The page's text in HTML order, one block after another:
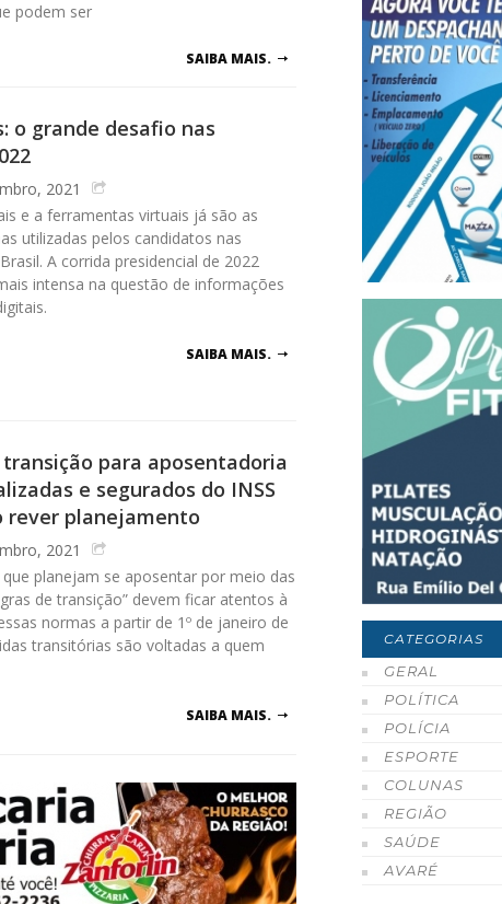
podem ser
SAIBA MAIS.
o grande desafio nas
2021
e a ferramentas virtuais já são as
utilizadas pelos candidatos nas
A corrida presidencial de 2022
intensa na questão de informações
SAIBA MAIS.
transição para aposentadoria
e segurados do INSS
rever planejamento
2021
planejam se aposentar por meio das
de transição” devem ficar atentos à
normas a partir de 1º de janeiro de
transitórias são voltadas a quem
SAIBA MAIS.
CATEGORIAS
GERAL
POLÍTICA
POLÍCIA
ESPORTE
COLUNAS
REGIÃO
SAÚDE
AVARÉ